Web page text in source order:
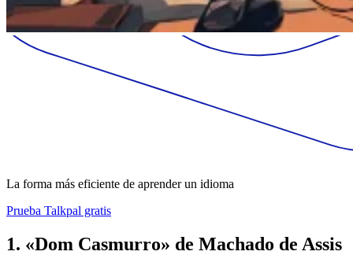
La forma más eficiente de aprender un idioma
Prueba Talkpal gratis
1. «Dom Casmurro» de Machado de Assis